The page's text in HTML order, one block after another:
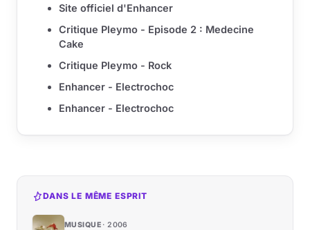
Site officiel d'Enhancer
Critique Pleymo - Episode 2 : Medecine
Cake
Critique Pleymo - Rock
Enhancer - Electrochoc
Enhancer - Electrochoc
DANS LE MÊME ESPRIT
MUSIQUE 2006